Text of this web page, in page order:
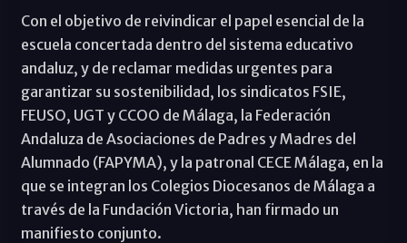
Con el objetivo de reivindicar el papel esencial de la
escuela concertada dentro del sistema educativo
andaluz, y de reclamar medidas urgentes para
garantizar su sostenibilidad, los sindicatos FSIE,
FEUSO, UGT y CCOO de Málaga, la Federación
Andaluza de Asociaciones de Padres y Madres del
Alumnado (FAPYMA), y la patronal CECE Málaga, en la
que se integran los Colegios Diocesanos de Málaga a
través de la Fundación Victoria, han firmado un
manifiesto conjunto.